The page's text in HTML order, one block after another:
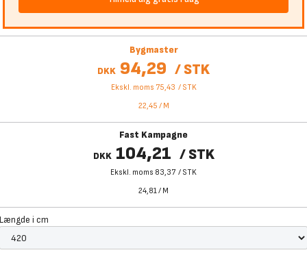
Bygmaster
DKK 94,29 /STK
Ekskl. moms 75,43 / STK
22,45 / M
Fast Kampagne
DKK 104,21 / STK
Ekskl. moms 83,37 / STK
24,81/ M
Længde i cm